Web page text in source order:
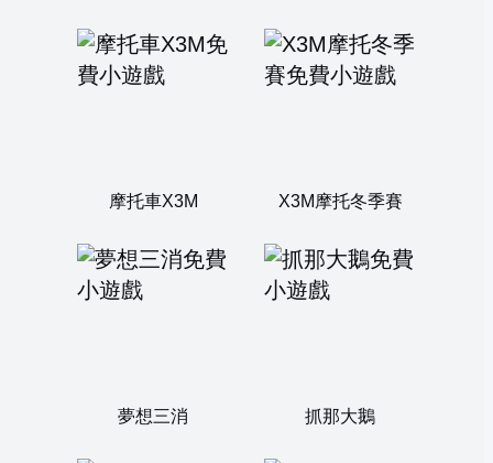
摩托車X3M X3M摩托冬季賽
夢想三消 抓那大鵝